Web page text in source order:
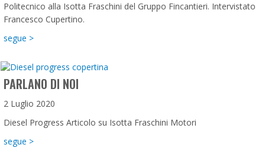
Politecnico alla Isotta Fraschini del Gruppo Fincantieri. Intervistato
Francesco Cupertino.
segue >about News Parlano di Noi
PARLANO DI NOI
2 Luglio 2020
Diesel Progress Articolo su Isotta Fraschini Motori
segue >about Parlano di Noi